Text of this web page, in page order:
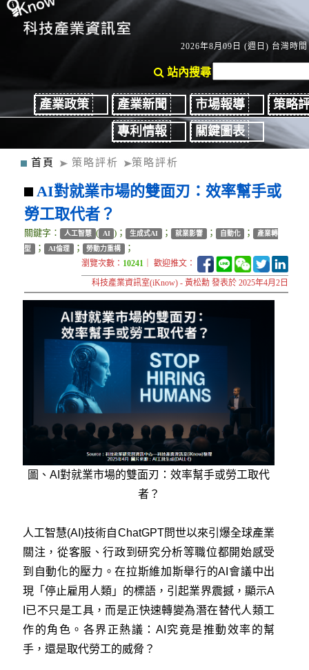
2026年8月09日 (週日) 台灣時間
站內搜尋
產業政策 產業新聞 市場報導
策略
專利情報
關鍵圖表
首頁 策略評析 策略評析
AI對就業市場的雙面刃：效率幫手或
勞工取代者？
關鍵字： 人工智慧 ( AI )； 生成式AI ； 就業影響 ； 自動化 ； 產業轉
型
； AI倫理 ； 勞動力重構 ；
瀏覽次數： 10241 ｜ 歡迎推文：
科技產業資訊室(iKnow) - 黃松勳 發表於 2025年4月2日
圖、AI對就業市場的雙面刃：效率幫手或勞工取代
者？
人工智慧(AI)技術自ChatGPT問世以來引爆全球產業
關注，從客服、行政到研究分析等職位都開始感受
到自動化的壓力。在拉斯維加斯舉行的AI會議中出
現「停止雇用人類」的標語，引起業界震撼，顯示A
I已不只是工具，而是正快速轉變為潛在替代人類工
作的角色。各界正熱議：AI究竟是推動效率的幫
手，還是取代勞工的威脅？